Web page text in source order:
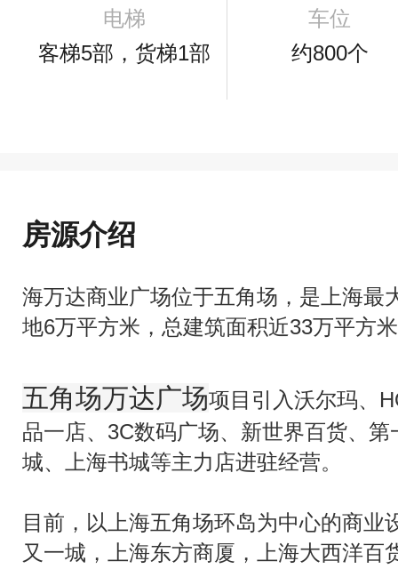
电梯
客梯5部，货梯1部
车位
约800个
房源介绍
海万达商业广场位于五角场，是上海最
地6万平方米，总建筑面积近33万平方
五角场万达广场项目引入沃尔玛、
品一店、3C数码广场、新世界百货、
城、上海书城等主力店进驻经营。
目前，以上海五角场环岛为中心的商业
又一城，上海东方商厦，上海大西洋百